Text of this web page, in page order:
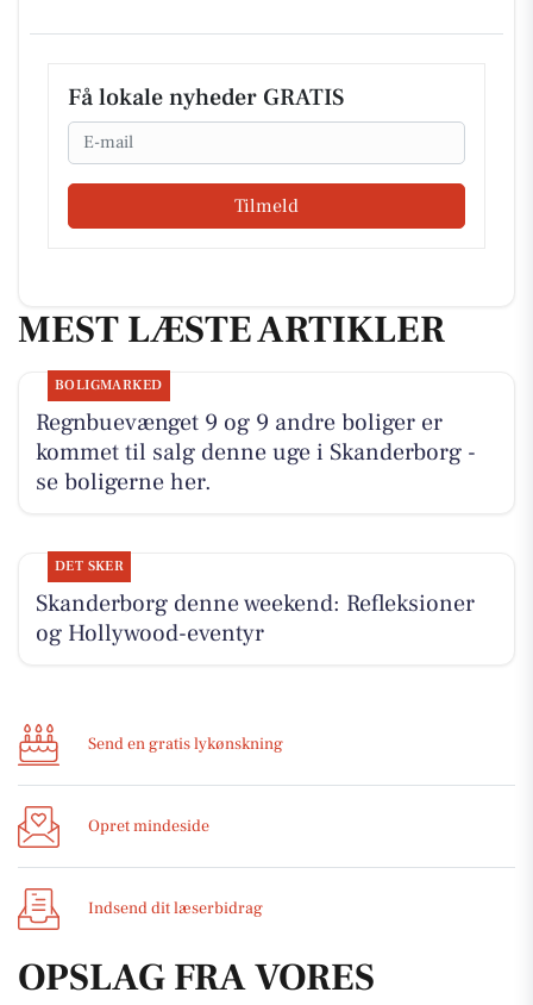
Få lokale nyheder GRATIS
Email
Tilmeld
MEST LÆSTE ARTIKLER
BOLIGMARKED
Regnbuevænget 9 og 9 andre boliger er
kommet til salg denne uge i Skanderborg -
se boligerne her.
DET SKER
Skanderborg denne weekend: Refleksioner
og Hollywood-eventyr
Send en gratis lykønskning
Opret mindeside
Indsend dit læserbidrag
OPSLAG FRA VORES